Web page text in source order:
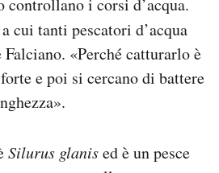
a cui tanti pescatori d’acqua
«Perché catturarlo è
e poi si cercano di battere
Silurus glanised è un pesce